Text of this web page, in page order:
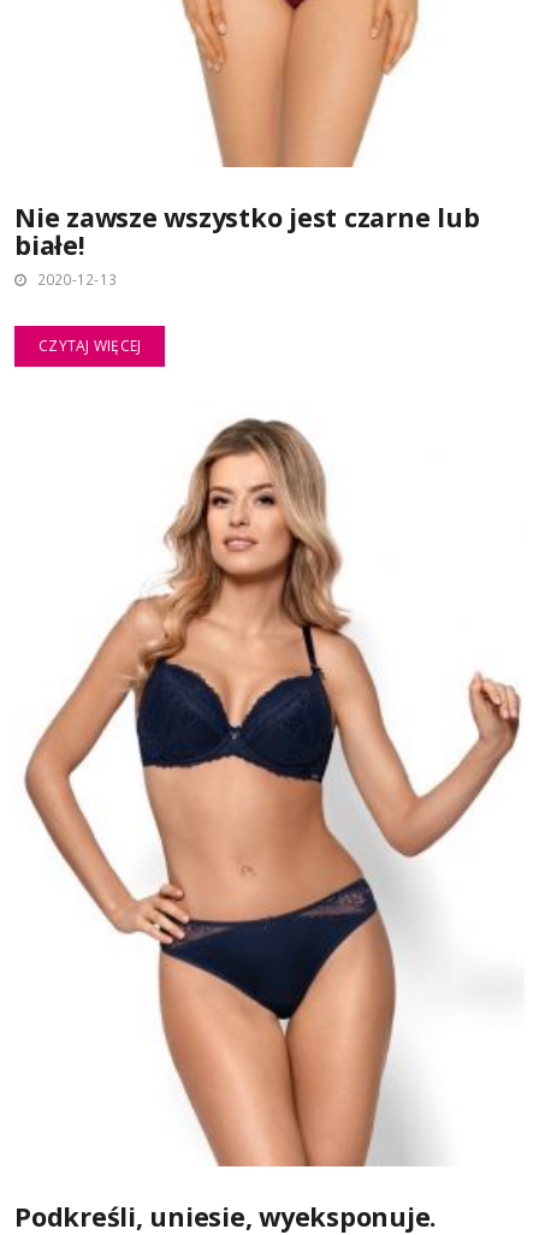
Nie zawsze wszystko jest czarne lub
białe!
2020-12-13
CZYTAJ WIĘCEJ
Podkreśli, uniesie, wyeksponuje.